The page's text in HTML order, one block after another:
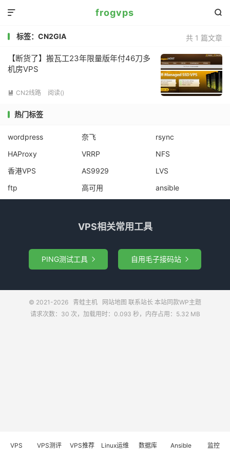
frogvps 

共 1 篇文章
标签：CN2GIA
【断货了】搬瓦工23年限量版年付46刀多
机房VPS
 CN2线路 阅读()
热门标签
wordpress 奈飞
rsync
HAProxy
VRRP
NFS
香港VPS
AS9929
LVS
ftp
高可用 ansible
VPS相关常用工具
PING测试工具  自用毛子接码站 
© 2021-2026 青蛙主机 网站地图 联系站长 本站同款WP主题
请求次数：30 次，加载用时：0.093 秒，内存占用：5.32 MB
VPS VPS测评 VPS推荐 Linux运维 数据库 Ansible 监控